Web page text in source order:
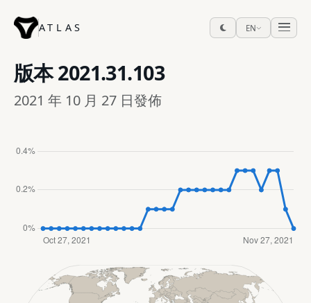
ATLAS EN
版本2021.31.103
2021 年 10 月 27 日發佈